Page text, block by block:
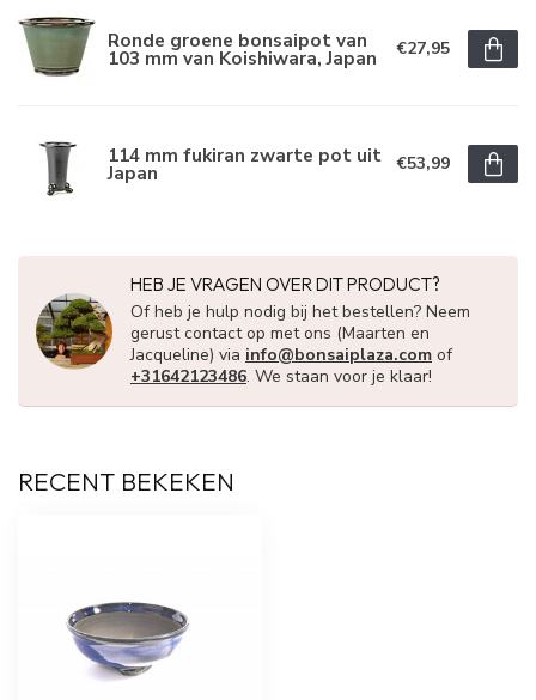
Ronde groene bonsaipot van
103 mm van Koishiwara, Japan €27,95
114 mm fukiran zwarte pot uit
Japan €53,99
HEB JE VRAGEN OVER DIT PRODUCT?
Of heb je hulp nodig bij het bestellen? Neem
gerust contact op met ons (Maarten en
Jacqueline) via info@bonsaiplaza.com of
+31642123486. We staan voor je klaar!
RECENT BEKEKEN